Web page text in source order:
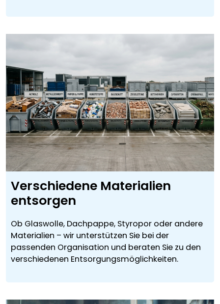
Verschiedene Materialien
entsorgen
Ob Glaswolle, Dachpappe, Styropor oder andere
Materialien – wir unterstützen Sie bei der
passenden Organisation und beraten Sie zu den
verschiedenen Entsorgungsmöglichkeiten.